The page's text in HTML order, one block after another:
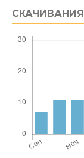
СКАЧИВАНИЯ